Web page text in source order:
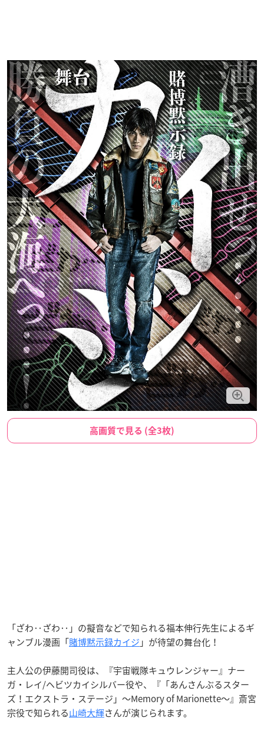
高画質で見る (全3枚)
「ざわ‥ざわ‥」の擬音などで知られる福本伸行先生によるギ
ャンブル漫画「賭博黙示録カイジ 」が待望の舞台化！
主人公の伊藤開司役は、『宇宙戦隊キュウレンジャー』ナー
ガ・レイ/ヘビツカイシルバー役や、『「あんさんぶるスター
ズ！エクストラ・ステージ」～Memory of Marionette～』斎宮
宗役で知られる山崎大輝さんが演じられます。